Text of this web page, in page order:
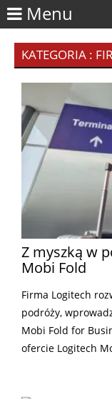
Menu
KATEGORIA :
Z myszką w
Mobi Fold
Firma Logitech
podróży,
Mobi Fold for
ofercie Logitech